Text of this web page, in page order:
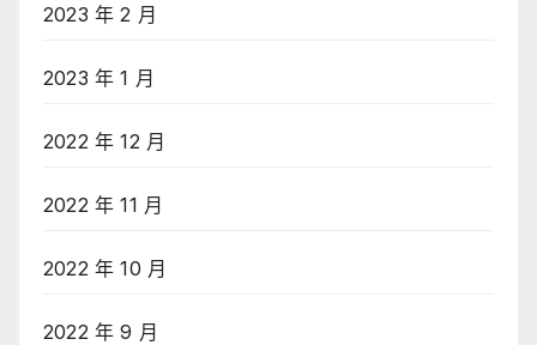
2023 年 2 月
2023 年 1 月
2022 年 12 月
2022 年 11 月
2022 年 10 月
2022 年 9 月